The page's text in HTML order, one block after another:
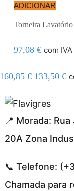
ADICIONAR
Torneira
97,08 € com IVA
160,85€ 133,50 €
resmi adresi
📍 Morada:
20A Zona
📞 Telefone:
Chamada para